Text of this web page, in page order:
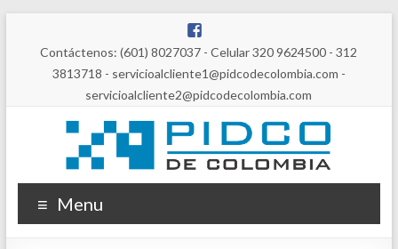
Contáctenos: (601) 8027037 - Celular 320 9624500 - 312
3813718 - servicioalcliente1@pidcodecolombia.com -
servicioalcliente2@pidcodecolombia.com
Menu